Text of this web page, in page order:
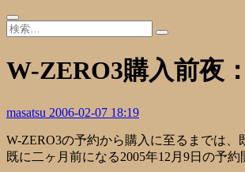
W-ZERO3購入前夜
masatsu 2006-02-07 18:19
W-ZERO3の予約から購入に至るまでは
既に二ヶ月前になる2005年12月9日の予